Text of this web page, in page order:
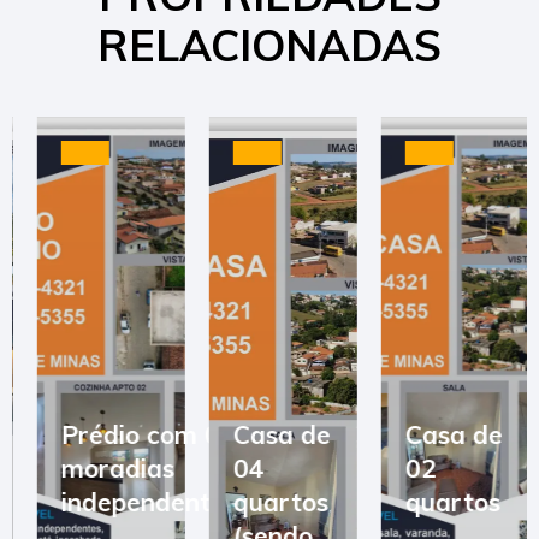
RELACIONADAS
Prédio com 03
moradias
independentes
Casa de
04
quartos
Casa de
02
quartos